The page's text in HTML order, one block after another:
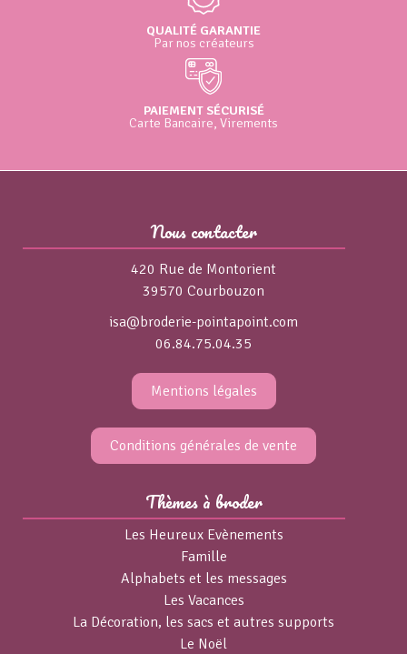
QUALITÉ GARANTIE
Par nos créateurs
PAIEMENT SÉCURISÉ
Carte Bancaire, Virements
Nous contacter
420 Rue de Montorient
39570 Courbouzon
isa@broderie-pointapoint.com
06.84.75.04.35
Mentions légales
Conditions générales de vente
Thèmes à broder
Les Heureux Evènements
Famille
Alphabets et les messages
Les Vacances
La Décoration, les sacs et autres supports
Le Noël